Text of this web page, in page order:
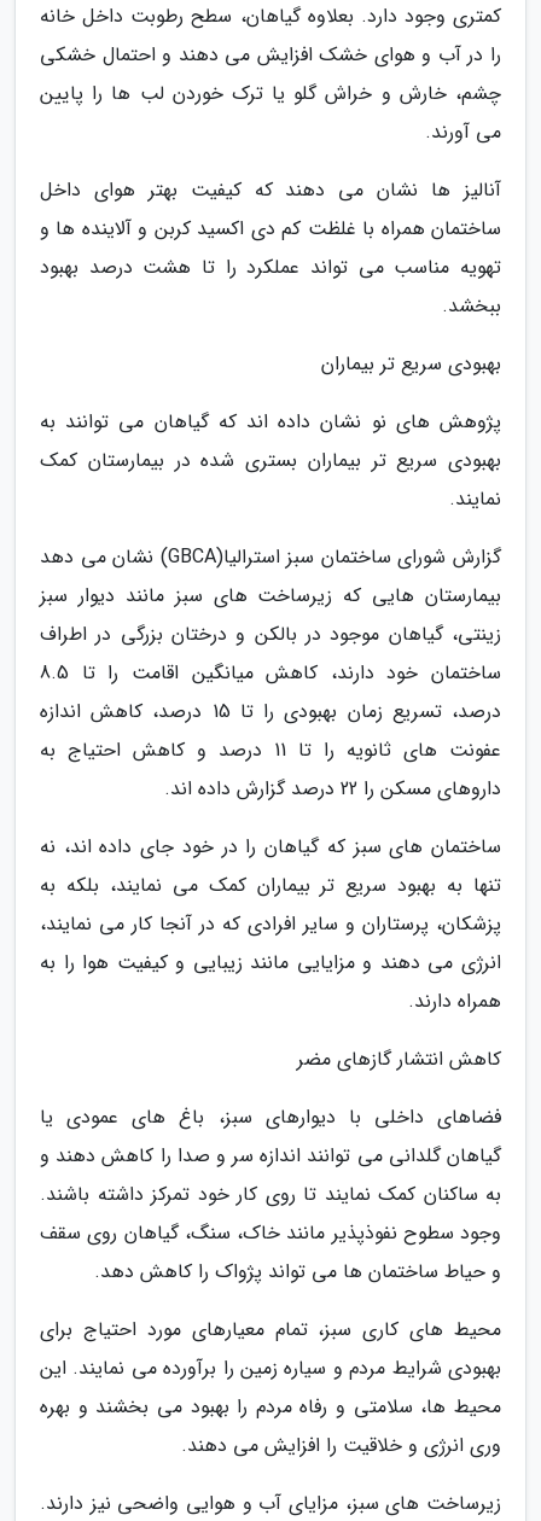
کمتری وجود دارد. بعلاوه گیاهان، سطح رطوبت داخل خانه
را در آب و هوای خشک افزایش می دهند و احتمال خشکی
چشم، خارش و خراش گلو یا ترک خوردن لب ها را پایین
می آورند.
آنالیز ها نشان می دهند که کیفیت بهتر هوای داخل
ساختمان همراه با غلظت کم دی اکسید کربن و آلاینده ها و
تهویه مناسب می تواند عملکرد را تا هشت درصد بهبود
ببخشد.
بهبودی سریع تر بیماران
پژوهش های نو نشان داده اند که گیاهان می توانند به
بهبودی سریع تر بیماران بستری شده در بیمارستان کمک
نمایند.
گزارش شورای ساختمان سبز استرالیا(GBCA) نشان می دهد
بیمارستان هایی که زیرساخت های سبز مانند دیوار سبز
زینتی، گیاهان موجود در بالکن و درختان بزرگی در اطراف
ساختمان خود دارند، کاهش میانگین اقامت را تا 8.5
درصد، تسریع زمان بهبودی را تا 15 درصد، کاهش اندازه
عفونت های ثانویه را تا 11 درصد و کاهش احتیاج به
داروهای مسکن را 22 درصد گزارش داده اند.
ساختمان های سبز که گیاهان را در خود جای داده اند، نه
تنها به بهبود سریع تر بیماران کمک می نمایند، بلکه به
پزشکان، پرستاران و سایر افرادی که در آنجا کار می نمایند،
انرژی می دهند و مزایایی مانند زیبایی و کیفیت هوا را به
همراه دارند.
کاهش انتشار گازهای مضر
فضاهای داخلی با دیوارهای سبز، باغ های عمودی یا
گیاهان گلدانی می توانند اندازه سر و صدا را کاهش دهند و
به ساکنان کمک نمایند تا روی کار خود تمرکز داشته باشند.
وجود سطوح نفوذپذیر مانند خاک، سنگ، گیاهان روی سقف
و حیاط ساختمان ها می تواند پژواک را کاهش دهد.
محیط های کاری سبز، تمام معیارهای مورد احتیاج برای
بهبودی شرایط مردم و سیاره زمین را برآورده می نمایند. این
محیط ها، سلامتی و رفاه مردم را بهبود می بخشند و بهره
وری انرژی و خلاقیت را افزایش می دهند.
زیرساخت های سبز، مزایای آب و هوایی واضحی نیز دارند.